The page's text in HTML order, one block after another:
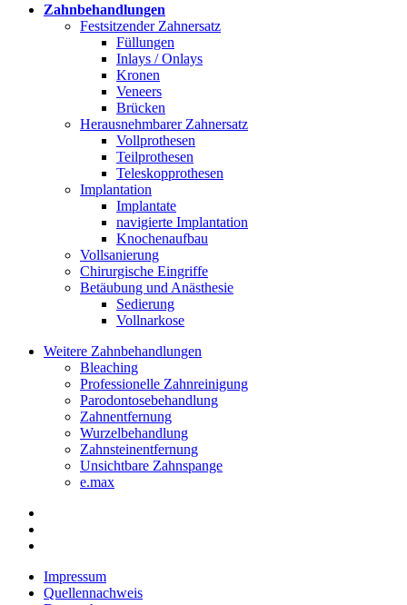
Zahnbehandlungen
Festsitzender Zahnersatz
Füllungen
Inlays / Onlays
Kronen
Veneers
Brücken
Herausnehmbarer Zahnersatz
Vollprothesen
Teilprothesen
Teleskopprothesen
Implantation
Implantate
navigierte Implantation
Knochenaufbau
Vollsanierung
Chirurgische Eingriffe
Betäubung und Anästhesie
Sedierung
Vollnarkose
Weitere Zahnbehandlungen
Bleaching
Professionelle Zahnreinigung
Parodontosebehandlung
Zahnentfernung
Wurzelbehandlung
Zahnsteinentfernung
Unsichtbare Zahnspange
e.max
Impressum
Quellennachweis